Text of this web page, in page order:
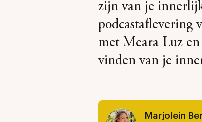
zijn van je
podcastaflevering
met Meara Luz
vinden van je
Marjolein